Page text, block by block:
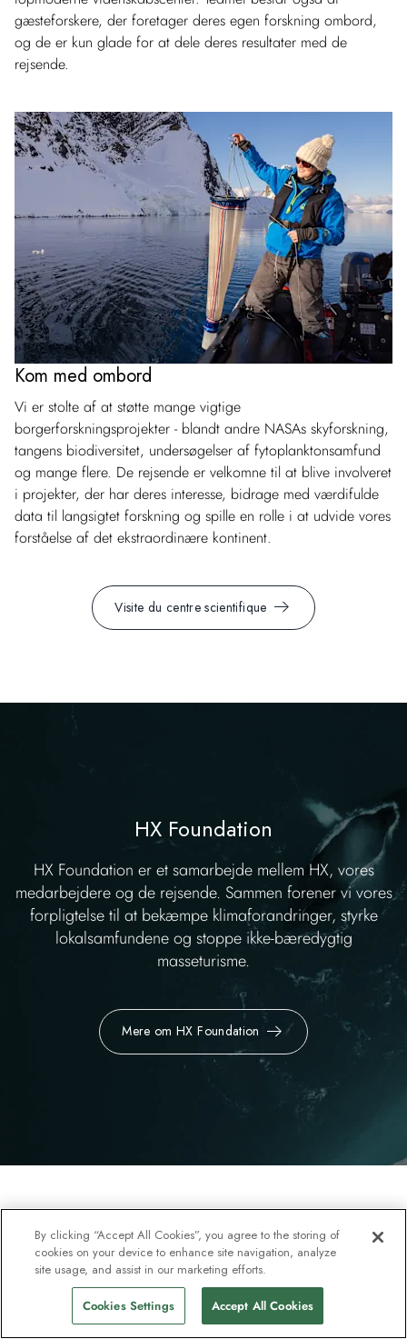
gæsteforskere, der foretager deres egen forskning ombord,
og de er kun glade for at dele deres resultater med de
rejsende.
Kom med ombord
Vi er stolte af at støtte mange vigtige
borgerforskningsprojekter - blandt andre NASAs skyforskning,
tangens biodiversitet, undersøgelser af fytoplanktonsamfund
og mange flere. De rejsende er velkomne til at blive involveret
i projekter, der har deres interesse, bidrage med værdifulde
data til langsigtet forskning og spille en rolle i at udvide vores
forståelse af det ekstraordinære kontinent.
Visite du centre scientifique
HX Foundation
HX Foundation er et samarbejde mellem HX, vores
medarbejdere og de rejsende. Sammen forener vi vores
forpligtelse til at bekæmpe klimaforandringer, styrke
lokalsamfundene og stoppe ikke-bæredygtig
masseturisme.
Mere om HX Foundation
Vores samarbejdspartnere
By clicking “Accept All Cookies”, you agree to the storing of
cookies on your device to enhance site navigation, analyze
site usage, and assist in our marketing efforts.
Cookies Settings Accept All Cookies